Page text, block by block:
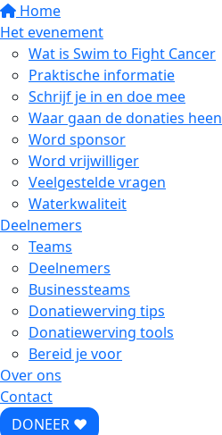
Home
Het evenement
Wat is Swim to Fight Cancer
Praktische informatie
Schrijf je in en doe mee
Waar gaan de donaties heen
Word sponsor
Word vrijwilliger
Veelgestelde vragen
Waterkwaliteit
Deelnemers
Teams
Deelnemers
Businessteams
Donatiewerving tips
Donatiewerving tools
Bereid je voor
Over ons
Contact
DONEER ♥